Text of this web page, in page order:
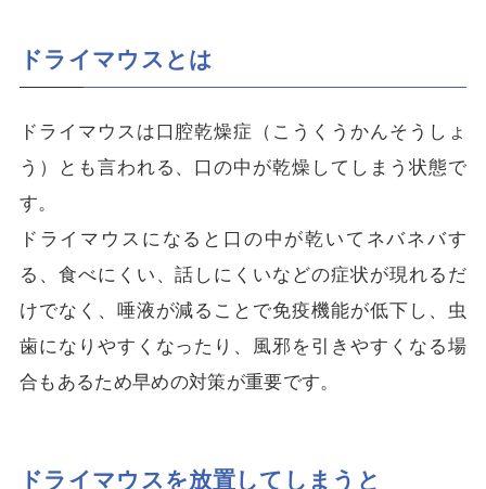
ドライマウスとは
ドライマウスは口腔乾燥症（こうくうかんそうしょ
う）とも言われる、口の中が乾燥してしまう状態で
す。
ドライマウスになると口の中が乾いてネバネバす
る、食べにくい、話しにくいなどの症状が現れるだ
けでなく、唾液が減ることで免疫機能が低下し、虫
歯になりやすくなったり、風邪を引きやすくなる場
合もあるため早めの対策が重要です。
ドライマウスを放置してしまうと